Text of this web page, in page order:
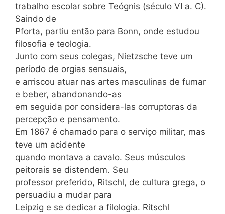
trabalho escolar sobre Teógnis (século VI a. C).
Saindo de
Pforta, partiu então para Bonn, onde estudou
filosofia e teologia.
Junto com seus colegas, Nietzsche teve um
período de orgias sensuais,
e arriscou atuar nas artes masculinas de fumar
e beber, abandonando-as
em seguida por considera-las corruptoras da
percepção e pensamento.
Em 1867 é chamado para o serviço militar, mas
teve um acidente
quando montava a cavalo. Seus músculos
peitorais se distendem. Seu
professor preferido, Ritschl, de cultura grega, o
persuadiu a mudar para
Leipzig e se dedicar a filologia. Ritschl